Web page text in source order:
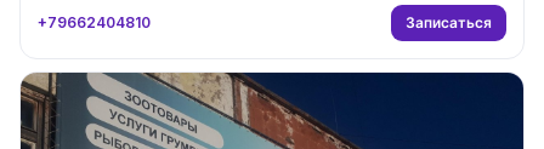
+79662404810 Записаться